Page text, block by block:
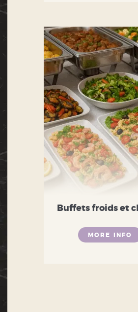
Buffets froids et
MORE INFO